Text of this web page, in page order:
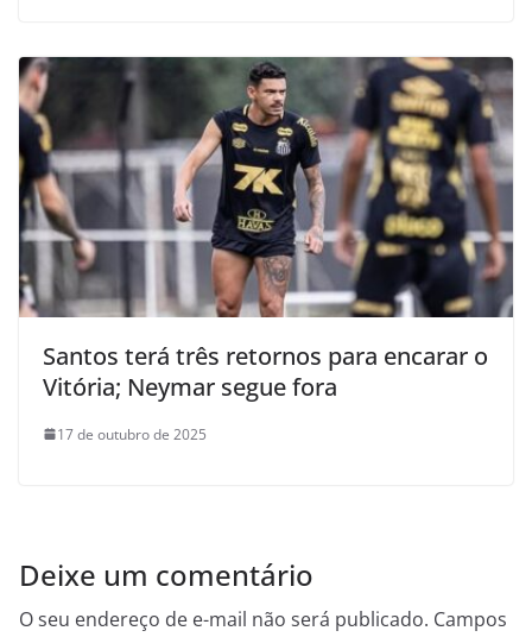
Santos terá três retornos para encarar o
Vitória; Neymar segue fora
17 de outubro de 2025
Deixe um comentário
O seu endereço de e-mail não será publicado. Campos